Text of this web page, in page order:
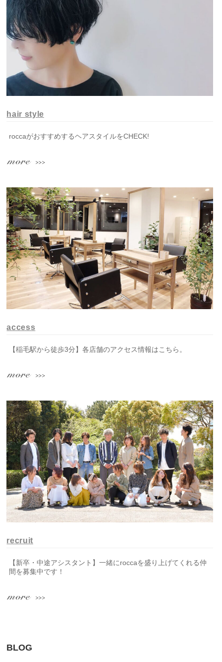
hair style
roccaがおすすめするヘアスタイルをCHECK!
access
【稲毛駅から徒歩3分】各店舗のアクセス情報はこちら。
recruit
【新卒・中途アシスタント】一緒にroccaを盛り上げてくれる仲
間を募集中です！
BLOG